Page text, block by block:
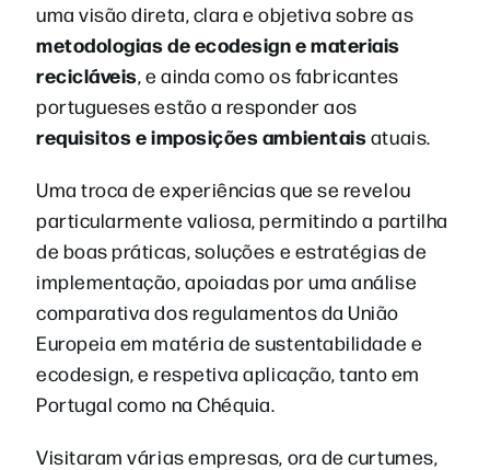
uma visão direta, clara e objetiva sobre as
metodologias de ecodesign e materiais
recicláveis, e ainda como os fabricantes
portugueses estão a responder aos
requisitos e imposições ambientaisatuais.
Uma troca de experiências que se revelou
particularmente valiosa, permitindo a partilha
de boas práticas, soluções e estratégias de
implementação, apoiadas por uma análise
comparativa dos regulamentos da União
Europeia em matéria de sustentabilidade e
ecodesign, e respetiva aplicação, tanto em
Portugal como na Chéquia.
Visitaram várias empresas, ora de curtumes,